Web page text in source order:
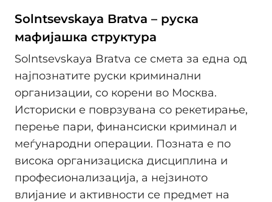
Solntsevskaya Bratva – руска
мафијашка структура
Solntsevskaya Bratva се смета за една од
најпознатите руски криминални
организации, со корени во Москва.
Историски е поврзувана со рекетирање,
перење пари, финансиски криминал и
меѓународни операции. Позната е по
висока организациска дисциплина и
професионализација, а нејзиното
влијание и активности се предмет на